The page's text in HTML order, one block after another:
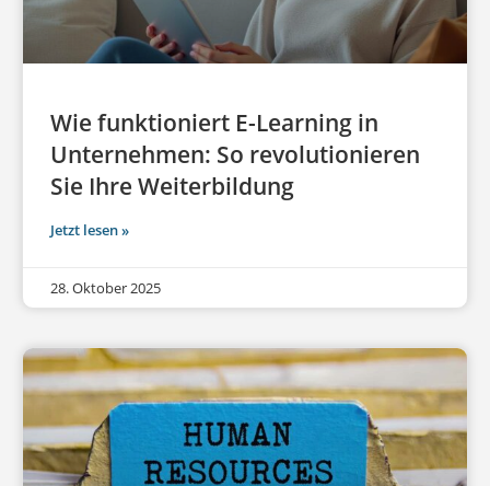
Wie funktioniert E-Learning in
Unternehmen: So revolutionieren
Sie Ihre Weiterbildung
Jetzt lesen »
28. Oktober 2025